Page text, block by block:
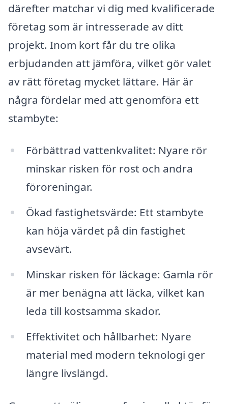
därefter matchar vi dig med kvalificerade
företag som är intresserade av ditt
projekt. Inom kort får du tre olika
erbjudanden att jämföra, vilket gör valet
av rätt företag mycket lättare. Här är
några fördelar med att genomföra ett
stambyte:
Förbättrad vattenkvalitet: Nyare rör
minskar risken för rost och andra
föroreningar.
Ökad fastighetsvärde: Ett stambyte
kan höja värdet på din fastighet
avsevärt.
Minskar risken för läckage: Gamla rör
är mer benägna att läcka, vilket kan
leda till kostsamma skador.
Effektivitet och hållbarhet: Nyare
material med modern teknologi ger
längre livslängd.